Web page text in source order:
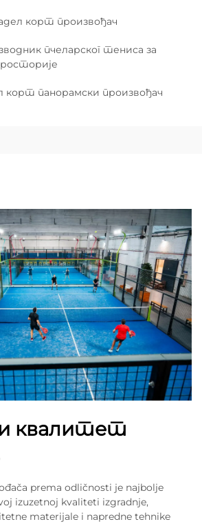
корт произвођач
пчеларског тениса за
корт панорамски произвођач
квалитет
prema odličnosti je najbolje
izuzetnoj kvaliteti izgradnje,
materijale i napredne tehnike